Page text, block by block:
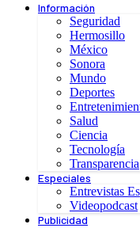
Información
Seguridad
Hermosillo
México
Sonora
Mundo
Deportes
Salud
Ciencia
Tecnología
Transparencia
Especiales
Entrevistas
Videopodcast
Publicidad